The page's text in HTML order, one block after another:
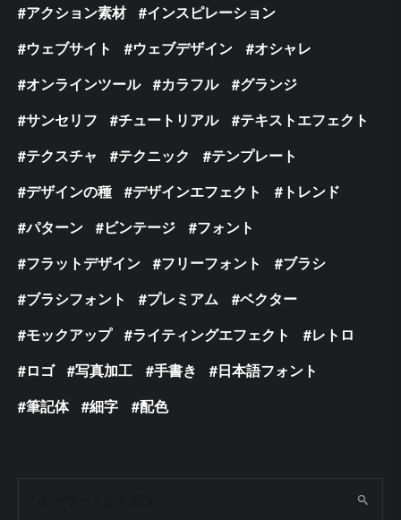
アクション素材
インスピレーション
ウェブサイト
ウェブデザイン
オシャレ
オンラインツール
カラフル
グランジ
サンセリフ
チュートリアル
テキストエフェクト
テクスチャ
テクニック
テンプレート
デザインの種
デザインエフェクト
トレンド
パターン
ビンテージ
フォント
フラットデザイン
フリーフォント
ブラシ
ブラシフォント
プレミアム
ベクター
モックアップ
ライティングエフェクト
レトロ
ロゴ
写真加工 手書き
日本語フォント
筆記体
細字 配色